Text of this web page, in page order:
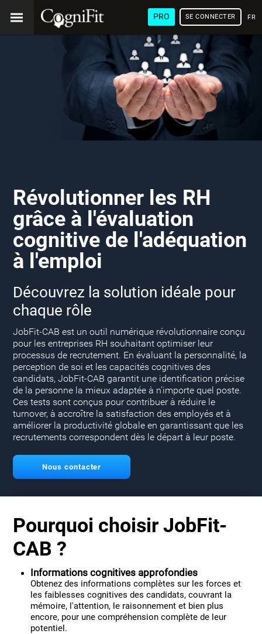
PRO SE CONNECTER
Révolutionner les RH
grâce à l'évaluation
cognitive de l'adéquation
à l'emploi
Découvrez la solution idéale pour
chaque rôle
JobFit-CAB est un outil numérique révolutionnaire conçu
pour les entreprises RH souhaitant optimiser leur
processus de recrutement. En évaluant la personnalité, la
perception de soi et les capacités cognitives des
candidats, JobFit-CAB garantit une identification précise
de la personne la mieux adaptée à n'importe quel poste.
Ces tests sont conçus pour contribuer à réduire le
turnover, à accroître la satisfaction des employés et à
améliorer la productivité globale en garantissant que les
recrutements correspondent dès le départ à leur poste.
Nous contacter
Pourquoi choisir JobFit-
CAB ?
Informations cognitives approfondies
Obtenez des informations complètes sur les forces et
les faiblesses cognitives des candidats, couvrant la
mémoire, l'attention, le raisonnement et bien plus
encore, pour une compréhension complète de leur
potentiel.